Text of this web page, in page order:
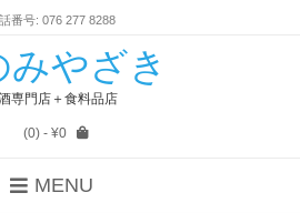
番号: 076 277 8288
みやざき
専門店＋食料品店
(0)- ¥0
MENU